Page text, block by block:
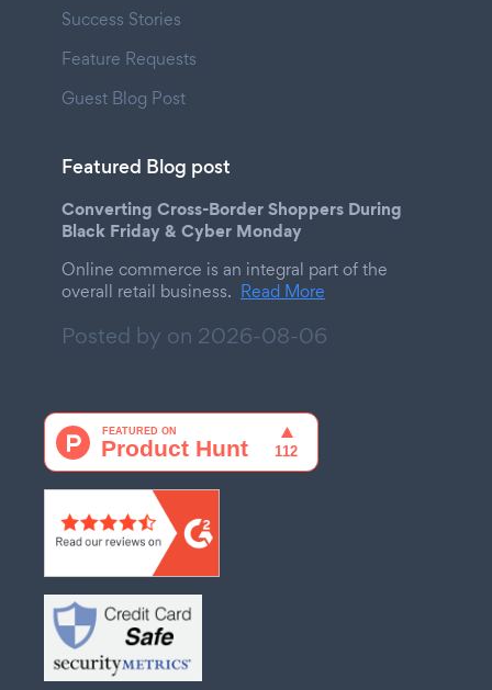
Success Stories
Feature Requests
Guest Blog Post
Featured Blog post
Converting Cross-Border Shoppers During
Black Friday & Cyber Monday
Online commerce is an integral part of the
overall retail business. Read More
Posted by on 2026-08-06